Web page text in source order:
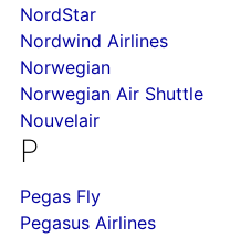
NordStar
Nordwind Airlines
Norwegian
Norwegian Air Shuttle
Nouvelair
P
Pegas Fly
Pegasus Airlines